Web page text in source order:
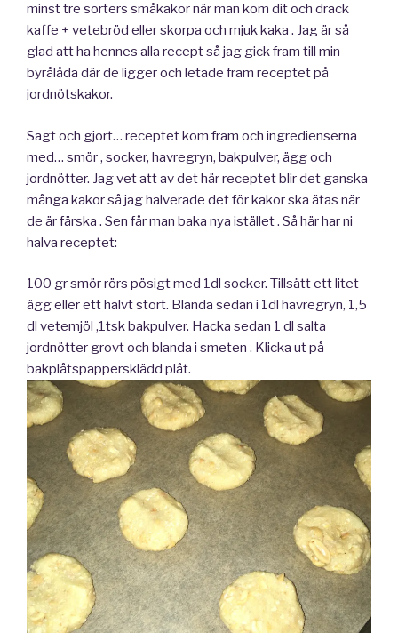
minst tre sorters småkakor när man kom dit och drack
kaffe + vetebröd eller skorpa och mjuk kaka . Jag är så
glad att ha hennes alla recept så jag gick fram till min
byrålåda där de ligger och letade fram receptet på
jordnötskakor.
Sagt och gjort… receptet kom fram och ingredienserna
med… smör , socker, havregryn, bakpulver, ägg och
jordnötter. Jag vet att av det här receptet blir det ganska
många kakor så jag halverade det för kakor ska ätas när
de är färska . Sen får man baka nya istället . Så här har ni
halva receptet:
100 gr smör rörs pösigt med 1dl socker. Tillsätt ett litet
ägg eller ett halvt stort. Blanda sedan i 1dl havregryn, 1,5
dl vetemjöl ,1tsk bakpulver. Hacka sedan 1 dl salta
jordnötter grovt och blanda i smeten . Klicka ut på
bakplåtspappersklädd plåt.